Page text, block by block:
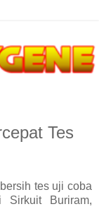
Tes
tes uji coba
Sirkuit Buriram,